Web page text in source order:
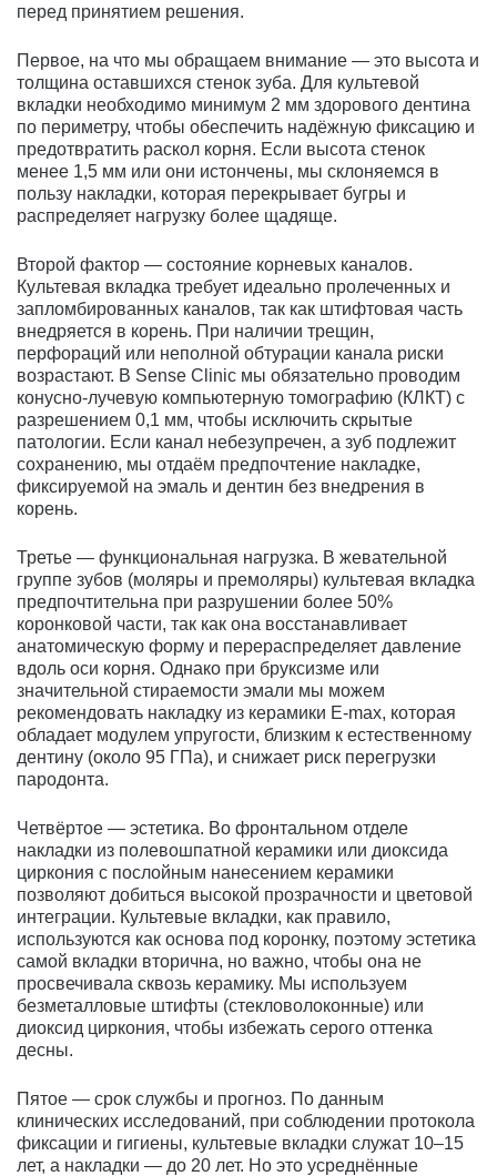
перед принятием решения.
Первое, на что мы обращаем внимание — это высота и
толщина оставшихся стенок зуба. Для культевой
вкладки необходимо минимум 2 мм здорового дентина
по периметру, чтобы обеспечить надёжную фиксацию и
предотвратить раскол корня. Если высота стенок
менее 1,5 мм или они истончены, мы склоняемся в
пользу накладки, которая перекрывает бугры и
распределяет нагрузку более щадяще.
Второй фактор — состояние корневых каналов.
Культевая вкладка требует идеально пролеченных и
запломбированных каналов, так как штифтовая часть
внедряется в корень. При наличии трещин,
перфораций или неполной обтурации канала риски
возрастают. В Sense Clinic мы обязательно проводим
конусно-лучевую компьютерную томографию (КЛКТ) с
разрешением 0,1 мм, чтобы исключить скрытые
патологии. Если канал небезупречен, а зуб подлежит
сохранению, мы отдаём предпочтение накладке,
фиксируемой на эмаль и дентин без внедрения в
корень.
Третье — функциональная нагрузка. В жевательной
группе зубов (моляры и премоляры) культевая вкладка
предпочтительна при разрушении более 50%
коронковой части, так как она восстанавливает
анатомическую форму и перераспределяет давление
вдоль оси корня. Однако при бруксизме или
значительной стираемости эмали мы можем
рекомендовать накладку из керамики E-max, которая
обладает модулем упругости, близким к естественному
дентину (около 95 ГПа), и снижает риск перегрузки
пародонта.
Четвёртое — эстетика. Во фронтальном отделе
накладки из полевошпатной керамики или диоксида
циркония с послойным нанесением керамики
позволяют добиться высокой прозрачности и цветовой
интеграции. Культевые вкладки, как правило,
используются как основа под коронку, поэтому эстетика
самой вкладки вторична, но важно, чтобы она не
просвечивала сквозь керамику. Мы используем
безметалловые штифты (стекловолоконные) или
диоксид циркония, чтобы избежать серого оттенка
десны.
Пятое — срок службы и прогноз. По данным
клинических исследований, при соблюдении протокола
фиксации и гигиены, культевые вкладки служат 10–15
лет, а накладки — до 20 лет. Но это усреднённые